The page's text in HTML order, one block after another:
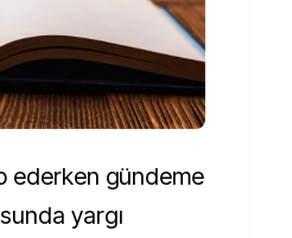
ederken gündeme
yargı